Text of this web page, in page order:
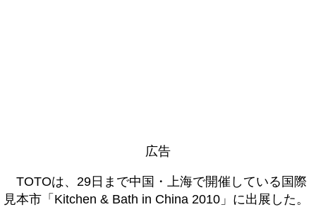
広告
TOTOは、29日まで中国・上海で開催している国際
見本市「Kitchen & Bath in China 2010」に出展した。